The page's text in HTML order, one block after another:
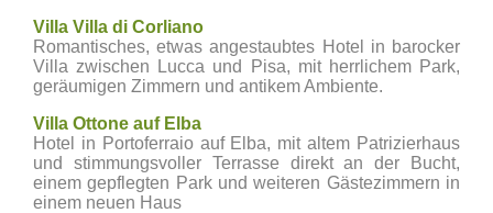
Villa Villa di Corliano
Romantisches, etwas angestaubtes Hotel in barocker
Villa zwischen Lucca und Pisa, mit herrlichem Park,
geräumigen Zimmern und antikem Ambiente.
Villa Ottone auf Elba
Hotel in Portoferraio auf Elba, mit altem Patrizierhaus
und stimmungsvoller Terrasse direkt an der Bucht,
einem gepflegten Park und weiteren Gästezimmern in
einem neuen Haus